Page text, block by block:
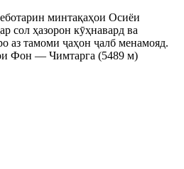
минтақаҳои Осиёи
сол ҳазорон кӯҳнавард ва
аз тамоми ҷаҳон ҷалб менамояд.
Фон — Чимтарга (5489 м)